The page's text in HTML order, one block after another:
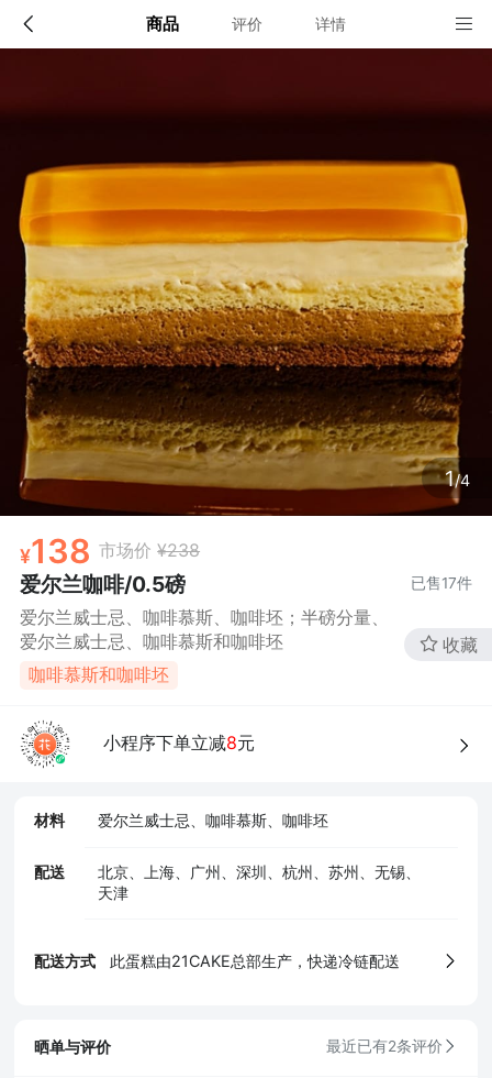
商品 评价 详情
1/4
138 市场价 ¥238
爱尔兰咖啡/0.5磅 已售17件
爱尔兰威士忌、咖啡慕斯、咖啡坯；半磅分量、
爱尔兰威士忌、咖啡慕斯和咖啡坯
咖啡慕斯和咖啡坯
收藏
小程序下单立减8元
材料 爱尔兰威士忌、咖啡慕斯、咖啡坯
配送
北京、上海、广州、深圳、杭州、苏州、无锡、
天津
配送方式 此蛋糕由21CAKE总部生产，快递冷链配送
配送说明
店铺信息
2、店铺地址
广东省深圳市福田区莲花街道福中社区深南大道2008号中国风凰
大厦2号楼17D
3、营业执照
4、食品经营许可证
晒单与评价 最近已有2条评价